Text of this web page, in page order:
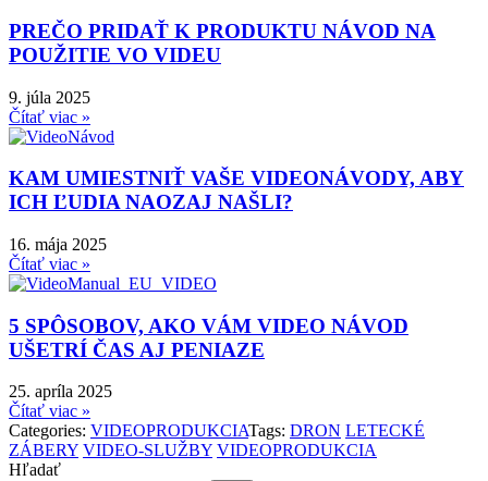
PREČO PRIDAŤ K PRODUKTU NÁVOD NA
POUŽITIE VO VIDEU
9. júla 2025
Čítať viac »
KAM UMIESTNIŤ VAŠE VIDEONÁVODY, ABY
ICH ĽUDIA NAOZAJ NAŠLI?
16. mája 2025
Čítať viac »
5 SPÔSOBOV, AKO VÁM VIDEO NÁVOD
UŠETRÍ ČAS AJ PENIAZE
25. apríla 2025
Čítať viac »
Categories: VIDEOPRODUKCIATags: DRON LETECKÉ
ZÁBERY VIDEO-SLUŽBY VIDEOPRODUKCIA
Hľadať